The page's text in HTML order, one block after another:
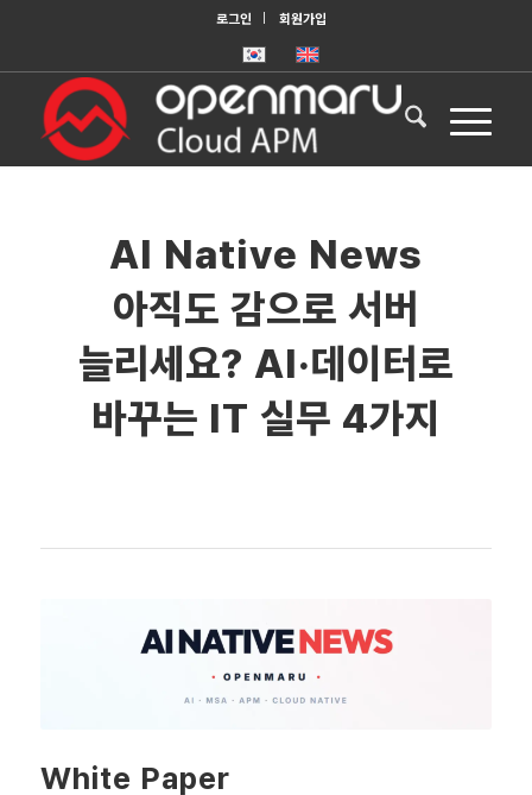
로그인 회원가입
AI Native News
아직도 감으로 서버
늘리세요? AI·데이터로
바꾸는 IT 실무 4가지
White Paper